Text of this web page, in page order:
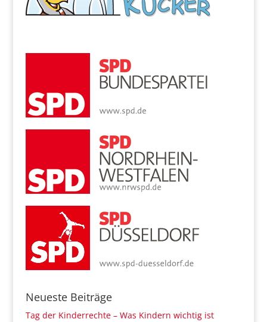
Neueste Beiträge
Tag der Kinderrechte – Was Kindern wichtig ist